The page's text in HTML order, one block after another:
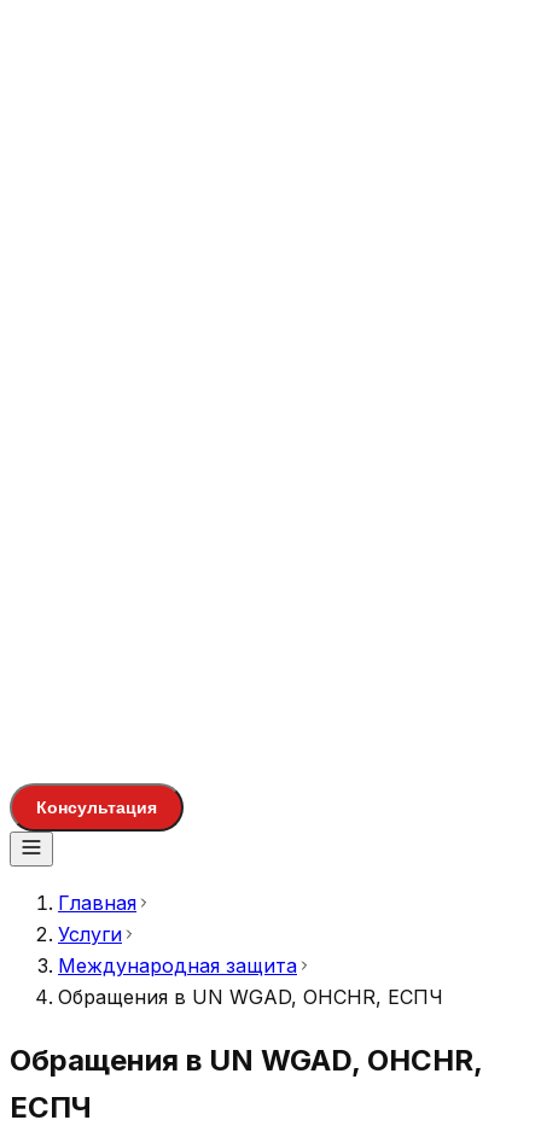
Консультация
Главная
Услуги
Международная защита
Обращения в UN WGAD, OHCHR, ЕСПЧ
Обращения в UN WGAD, OHCHR,
ЕСПЧ